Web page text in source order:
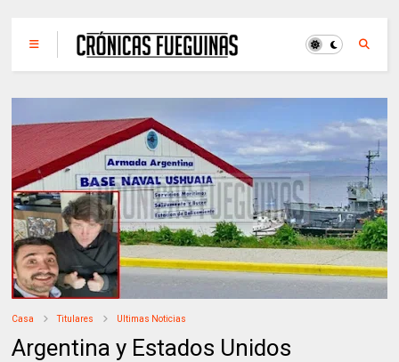
Casa Titulares Ultimas Noticias
Argentina y Estados Unidos